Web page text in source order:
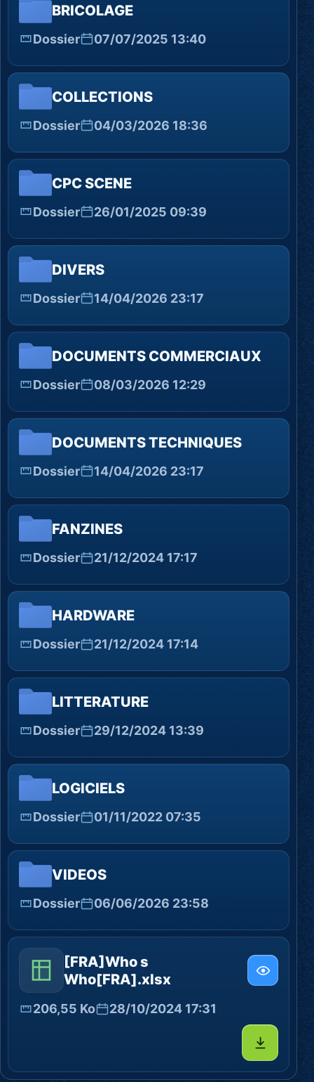
BRICOLAGE
Dossier 07/07/2025 13:40
COLLECTIONS
Dossier 04/03/2026 18:36
CPC SCENE
Dossier 26/01/2025 09:39
DIVERS
Dossier 14/04/2026 23:17
DOCUMENTS COMMERCIAUX
Dossier 08/03/2026 12:29
DOCUMENTS TECHNIQUES
Dossier 14/04/2026 23:17
FANZINES
Dossier 21/12/2024 17:17
HARDWARE
Dossier 21/12/2024 17:14
LITTERATURE
Dossier 29/12/2024 13:39
LOGICIELS
Dossier 01/11/2022 07:35
VIDEOS
Dossier 06/06/2026 23:58
[FRA]Who s
Who[FRA].xlsx
206,55 Ko 28/10/2024 17:31